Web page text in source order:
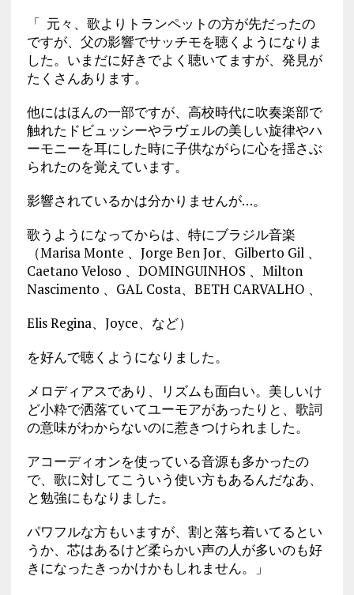
「 元々、歌よりトランペットの方が先だったの
ですが、父の影響でサッチモを聴くようになりま
した。いまだに好きでよく聴いてますが、発見が
たくさんあります。
他にはほんの一部ですが、高校時代に吹奏楽部で
触れたドビュッシーやラヴェルの美しい旋律やハ
ーモニーを耳にした時に子供ながらに心を揺さぶ
られたのを覚えています。
影響されているかは分かりませんが…。
歌うようになってからは、特にブラジル音楽
（Marisa Monte 、Jorge Ben Jor、Gilberto Gil 、
Caetano Veloso 、DOMINGUINHOS 、Milton
Nascimento 、GAL Costa、BETH CARVALHO 、
Elis Regina、Joyce、など）
を好んで聴くようになりました。
メロディアスであり、リズムも面白い。美しいけ
ど小粋で洒落ていてユーモアがあったりと、歌詞
の意味がわからないのに惹きつけられました。
アコーディオンを使っている音源も多かったの
で、歌に対してこういう使い方もあるんだなあ、
と勉強にもなりました。
パワフルな方もいますが、割と落ち着いてるとい
うか、芯はあるけど柔らかい声の人が多いのも好
きになったきっかけかもしれません。」